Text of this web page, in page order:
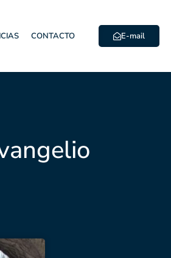
CONTACTO E-mail